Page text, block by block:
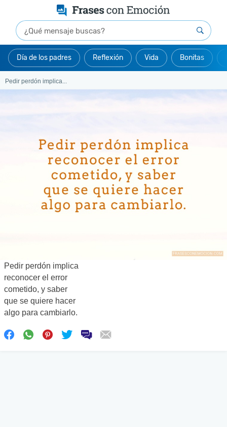
Día de los padres Reflexión Vida Bonitas
Pedir perdón implica...
Pedir perdón implica
reconocer el error
cometido, y saber
que se quiere hacer
algo para cambiarlo.